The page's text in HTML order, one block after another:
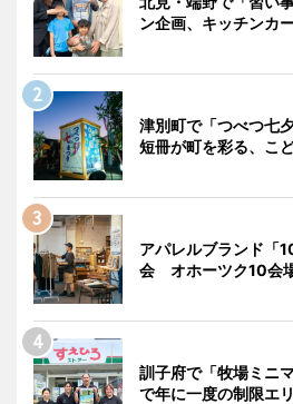
ン企画、キッチンカ
津別町で「つべつ七
短冊が町を彩る、こ
アパレルブランド「
会 オホーツク10会
訓子府で「牧場ミニ
で年に一度の制限エ